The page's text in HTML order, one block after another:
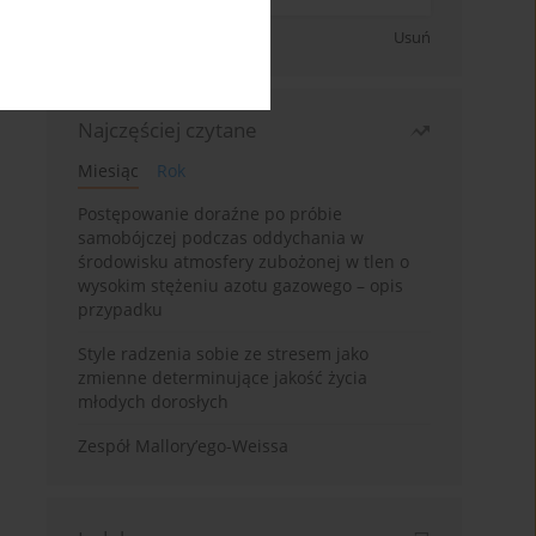
Usuń
Najczęściej czytane
Miesiąc
Rok
Postępowanie doraźne po próbie
samobójczej podczas oddychania w
środowisku atmosfery zubożonej w tlen o
wysokim stężeniu azotu gazowego – opis
przypadku
Style radzenia sobie ze stresem jako
zmienne determinujące jakość życia
młodych dorosłych
Zespół Mallory’ego-Weissa